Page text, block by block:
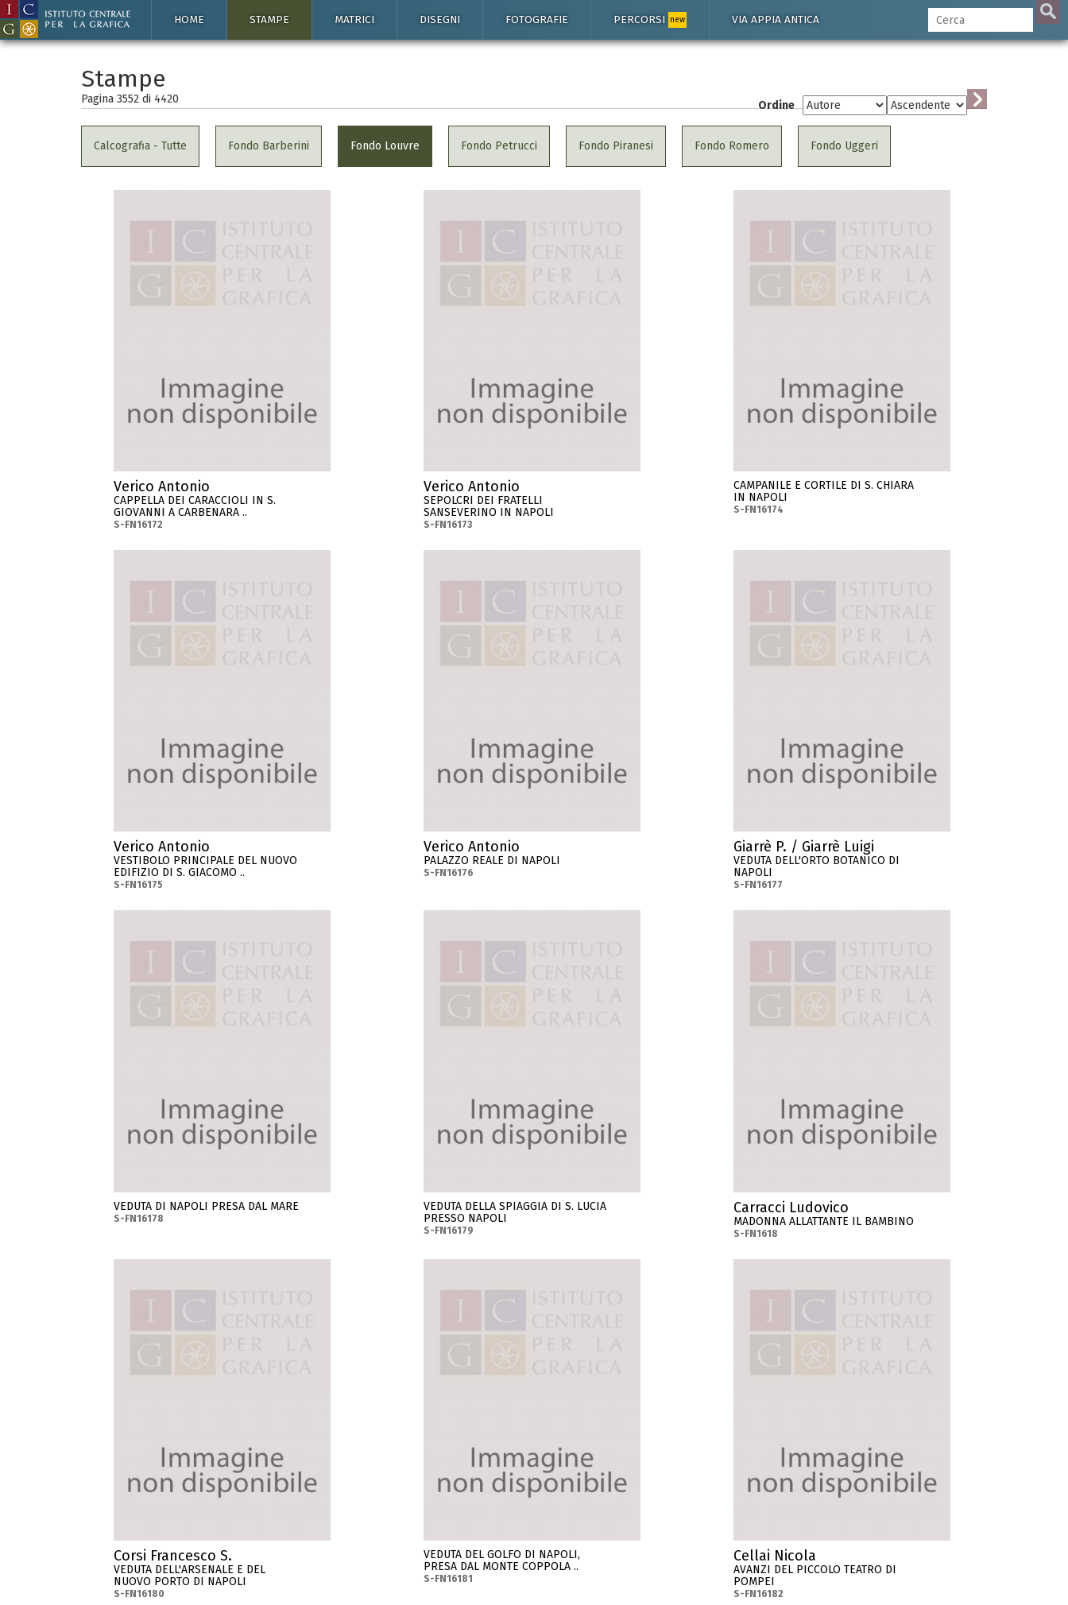
HOME STAMPE MATRICI DISEGNI FOTOGRAFIE PERCORSI new VIA APPIA ANTICA
Stampe
Pagina 3552 di 4420 Ordine
Calcografia - Tutte Fondo Barberini Fondo Louvre Fondo Petrucci Fondo Piranesi Fondo Romero Fondo Uggeri
Verico Antonio
CAPPELLA DEI CARACCIOLI IN S.
GIOVANNI A CARBENARA ..
S-FN16172
Verico Antonio
SEPOLCRI DEI FRATELLI
SANSEVERINO IN NAPOLI
S-FN16173
CAMPANILE E CORTILE DI S. CHIARA
IN NAPOLI
S-FN16174
Verico Antonio
VESTIBOLO PRINCIPALE DEL NUOVO
EDIFIZIO DI S. GIACOMO ..
S-FN16175
Verico Antonio
PALAZZO REALE DI NAPOLI
S-FN16176
Giarrè P. / Giarrè Luigi
VEDUTA DELL'ORTO BOTANICO DI
NAPOLI
S-FN16177
VEDUTA DI NAPOLI PRESA DAL MARE
S-FN16178
VEDUTA DELLA SPIAGGIA DI S. LUCIA
PRESSO NAPOLI
S-FN16179
Carracci Ludovico
MADONNA ALLATTANTE IL BAMBINO
S-FN1618
Corsi Francesco S.
VEDUTA DELL'ARSENALE E DEL
NUOVO PORTO DI NAPOLI
S-FN16180
VEDUTA DEL GOLFO DI NAPOLI,
PRESA DAL MONTE COPPOLA ..
S-FN16181
Cellai Nicola
AVANZI DEL PICCOLO TEATRO DI
POMPEI
S-FN16182